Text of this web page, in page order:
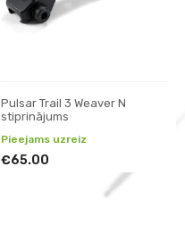
Pulsar Trail 3 Weaver N
stiprinājums
Pieejams uzreiz
€65.00